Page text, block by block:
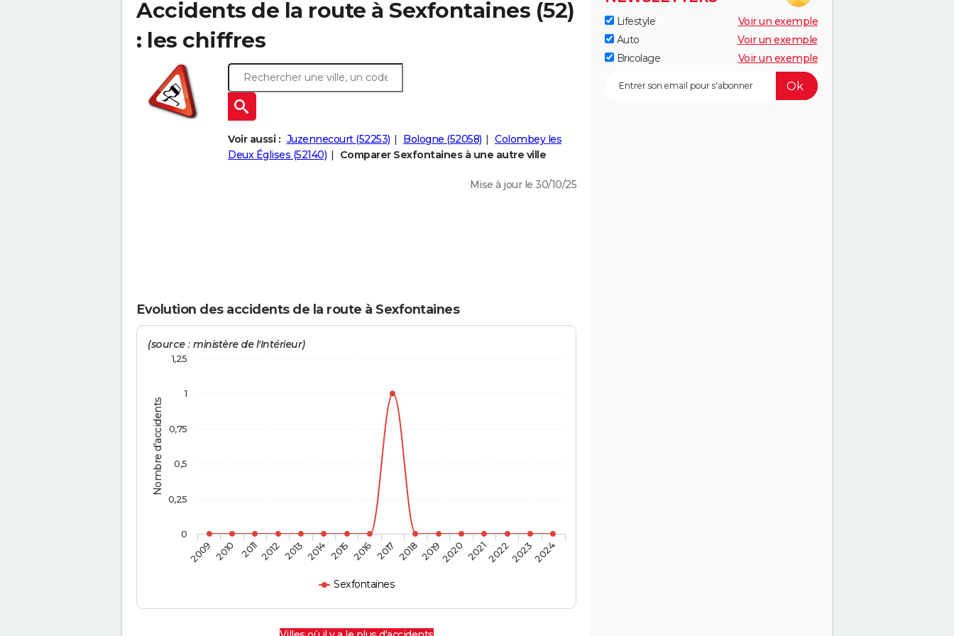
Accidents de la route à Sexfontaines (52)
: les chiffres
Voir aussi : Juzennecourt (52253) Bologne (52058)
Colombey les
Deux Églises (52140)
Comparer Sexfontaines à une autre ville
Mise à jour le 30/10/25
Evolution des accidents de la route à Sexfontaines
Nombre d'accidents
(source : ministère de l'Intérieur)
Sexfontaines
2009 2010 20112012 2013 2014 2015 2016 2017 201820192020 2021202220232024
0
0,25
0,5
0,75
1
1,25
Lifestyle
Voir un exemple
Auto
Voir un exemple
Bricolage
Voir un exemple